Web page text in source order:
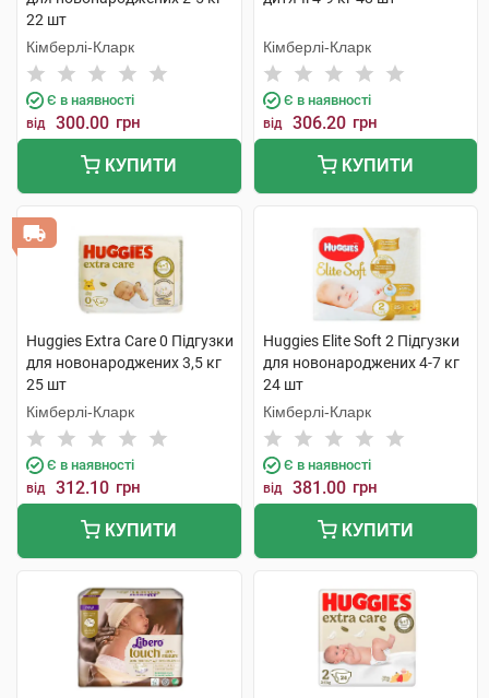
22 шт
Кімберлі-Кларк
Є в наявності
від 300.00 грн
КУПИТИ
Кімберлі-Кларк
Є в наявності
від 306.20 грн
КУПИТИ
Huggies Extra Care 0 Підгузки
для новонароджених 3,5 кг
25 шт
Кімберлі-Кларк
Є в наявності
від 312.10 грн
КУПИТИ
Huggies Elite Soft 2 Підгузки
для новонароджених 4-7 кг
24 шт
Кімберлі-Кларк
Є в наявності
від 381.00 грн
КУПИТИ